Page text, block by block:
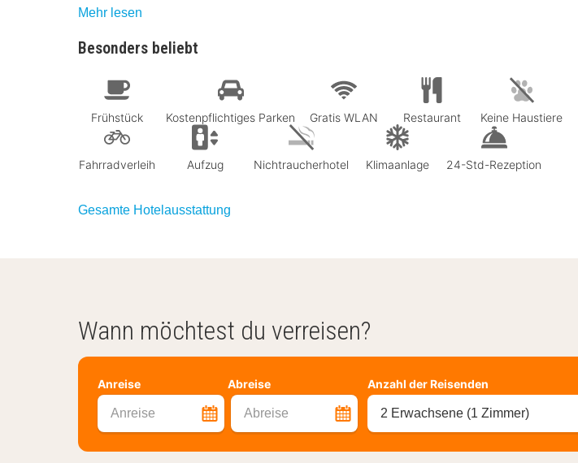
Mehr lesen
Besonders beliebt
Frühstück Kostenpflichtiges Parken Gratis WLAN Restaurant Keine Haustiere
Fahrradverleih Aufzug Nichtraucherhotel Klimaanlage 24-Std-Rezeption
Gesamte Hotelausstattung
Wann möchtest du verreisen?
Anreise Abreise
Anreise Abreise
Anzahl der Reisenden
2 Erwachsene (1 Zimmer)